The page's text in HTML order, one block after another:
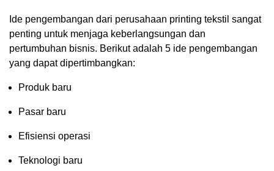
Ide pengembangan dari perusahaan printing tekstil sangat
penting untuk menjaga keberlangsungan dan
pertumbuhan bisnis. Berikut adalah 5 ide pengembangan
yang dapat dipertimbangkan:
Produk baru
Pasar baru
Efisiensi operasi
Teknologi baru